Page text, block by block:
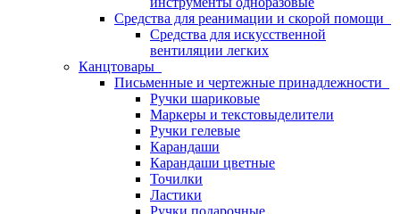
Средства для реанимации и скорой помощи
Средства для искусственной
вентиляции легких
Канцтовары
Письменные и чертежные принадлежности
Ручки шариковые
Маркеры и текстовыделители
Ручки гелевые
Карандаши
Карандаши цветные
Точилки
Ластики
Ручки подарочные